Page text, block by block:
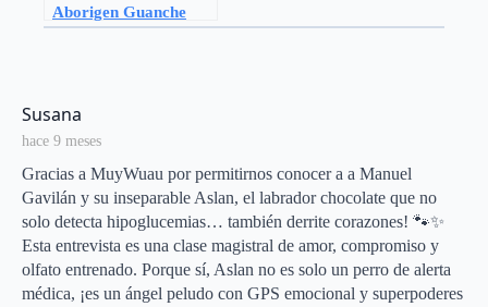
Aborigen Guanche
Susana
hace 9 meses
Gracias a MuyWuau por permitirnos conocer a a Manuel
Gavilán y su inseparable Aslan, el labrador chocolate que no
solo detecta hipoglucemias… también derrite corazones! 🐾✨
Esta entrevista es una clase magistral de amor, compromiso y
olfato entrenado. Porque sí, Aslan no es solo un perro de alerta
médica, ¡es un ángel peludo con GPS emocional y superpoderes